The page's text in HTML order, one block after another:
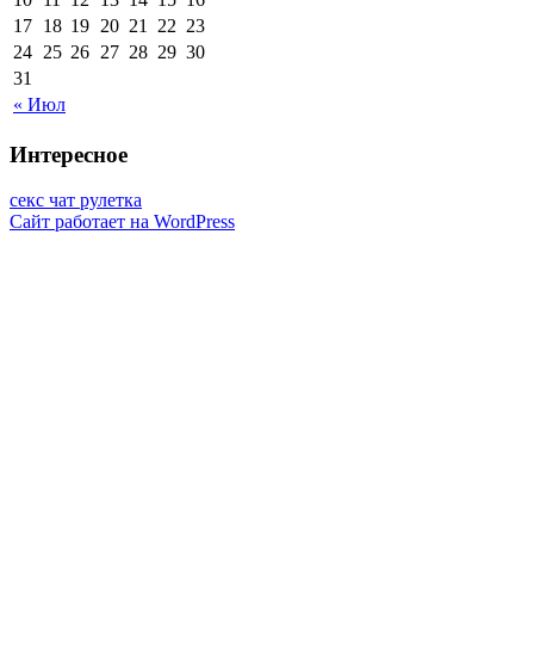
« Июл
17 18 19 20 21 22 23
24 25 26 27 28 29 30
31
Интересное
секс чат рулетка
Сайт работает на WordPress